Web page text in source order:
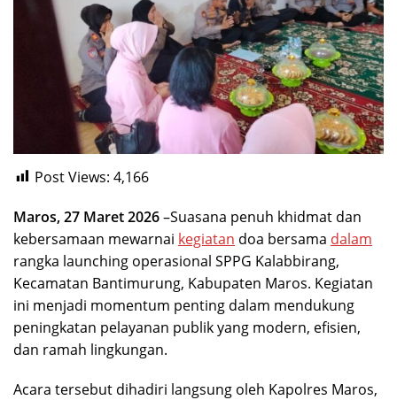
Post Views: 4,166
Maros, 27 Maret 2026–Suasana penuh khidmat dan
kebersamaan mewarnai kegiatan doa bersama dalam
rangka launching operasional SPPG Kalabbirang,
Kecamatan Bantimurung, Kabupaten Maros. Kegiatan
ini menjadi momentum penting dalam mendukung
peningkatan pelayanan publik yang modern, efisien,
dan ramah lingkungan.
Acara tersebut dihadiri langsung oleh Kapolres Maros,